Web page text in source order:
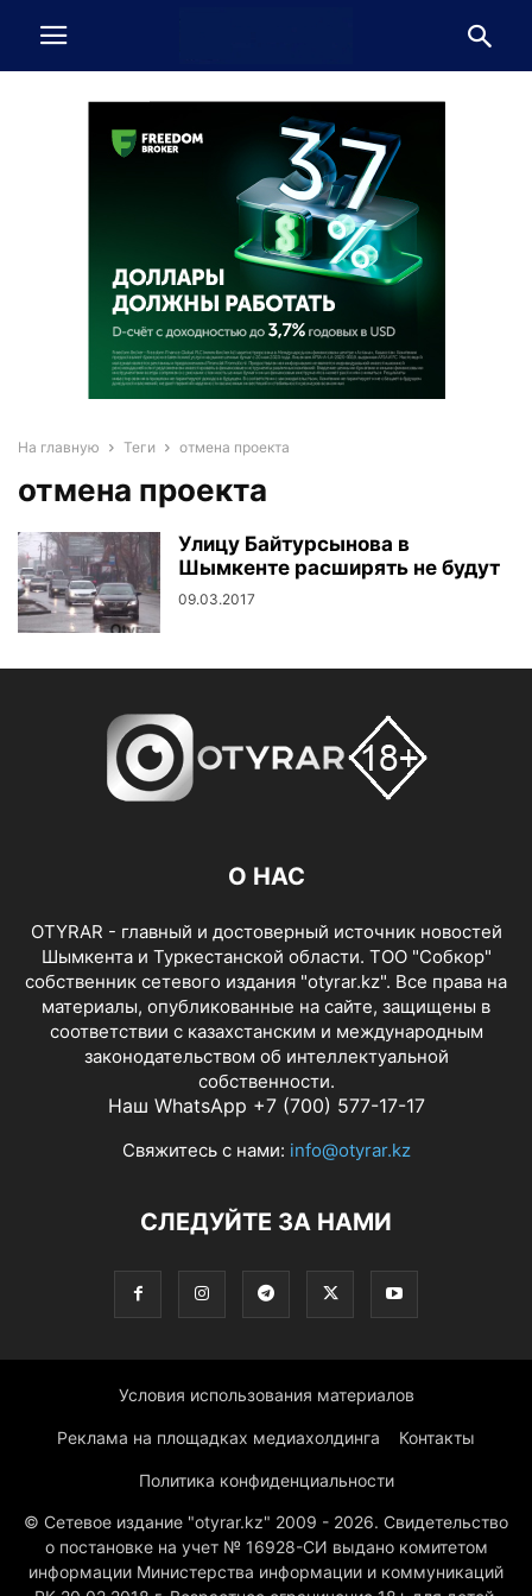
На главную Теги отмена проекта
отмена проекта
Улицу Байтурсынова в
Шымкенте расширять не будут
09.03.2017
О НАС
OTYRAR - главный и достоверный источник новостей
Шымкента и Туркестанской области. ТОО "Собкор"
собственник сетевого издания "otyrar.kz". Все права на
материалы, опубликованные на сайте, защищены в
соответствии с казахстанским и международным
законодательством об интеллектуальной
собственности.
Наш WhatsApp +7 (700) 577-17-17
Свяжитесь с нами: info@otyrar.kz
СЛЕДУЙТЕ ЗА НАМИ
Условия использования материалов
Реклама на площадках медиахолдинга Контакты
Политика конфиденциальности
© Сетевое издание "otyrar.kz" 2009 - 2026. Свидетельство
о постановке на учет № 16928-СИ выдано комитетом
информации Министерства информации и коммуникаций